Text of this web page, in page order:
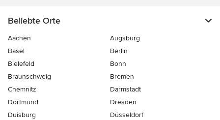
Beliebte Orte
Aachen
Augsburg
Basel
Berlin
Bielefeld
Bonn
Braunschweig
Bremen
Chemnitz
Darmstadt
Dortmund
Dresden
Duisburg
Düsseldorf